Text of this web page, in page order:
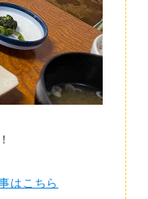
はこちら